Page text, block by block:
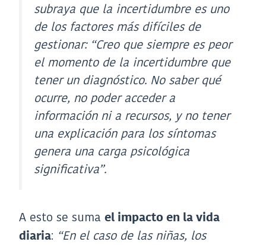
subraya que la incertidumbre es uno
de los factores más difíciles de
gestionar: “Creo que siempre es peor
el momento de la incertidumbre que
tener un diagnóstico. No saber qué
ocurre, no poder acceder a
información ni a recursos, y no tener
una explicación para los síntomas
genera una carga psicológica
significativa”.
A esto se suma el impacto en la vida
diaria: “En el caso de las niñas, los